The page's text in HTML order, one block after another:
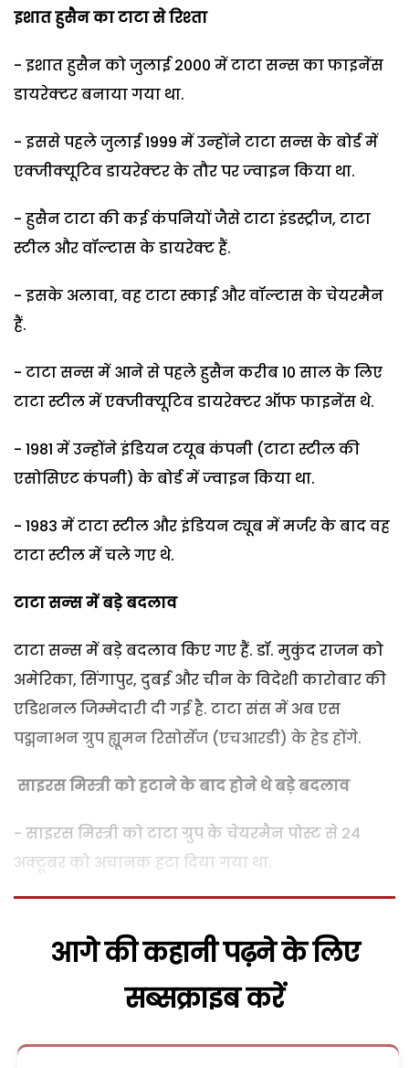
इशात हुसैन का टाटा से रि‍श्‍ता
- इशात हुसैन को जुलाई 2000 में टाटा सन्‍स का फाइनेंस
डायरेक्‍टर बनाया गया था.
- इससे पहले जुलाई 1999 में उन्‍होंने टाटा सन्‍स के बोर्ड में
एक्‍जीक्‍यूटि‍व डायरेक्‍टर के तौर पर ज्‍वाइन कि‍या था.
- हुसैन टाटा की कई कंपनि‍यों जैसे टाटा इंडस्‍ट्रीज, टाटा
स्‍टील और वॉल्‍टास के डायरेक्‍ट हैं.
- इसके अलावा, वह टाटा स्‍काई और वॉल्‍टास के चेयरमैन
हैं.
- टाटा सन्‍स में आने से पहले हुसैन करीब 10 साल के लि‍ए
टाटा स्‍टील में एक्‍जीक्‍यूटि‍व डायरेक्‍टर ऑफ फाइनेंस थे.
- 1981 में उन्‍होंने इंडि‍यन टयूब कंपनी (टाटा स्‍टील की
एसोसि‍एट कंपनी) के बोर्ड में ज्‍वाइन कि‍या था.
- 1983 में टाटा स्‍टील और इंडि‍यन ट्यूब में मर्जर के बाद वह
टाटा स्‍टील में चले गए थे.
टाटा सन्‍स में बड़े बदलाव
टाटा सन्‍स में बड़े बदलाव किए गए हैं. डॉ. मुकुंद राजन को
अमेरिका, सिंगापुर, दुबई और चीन के विदेशी कारोबार की
एडिशनल जिम्मेदारी दी गई है. टाटा संस में अब एस
पद्मनाभन ग्रुप ह्यूमन रिसोर्सेज (एचआरडी) के हेड होंगे.
साइरस मिस्त्री को हटाने के बाद होने थे बड़े बदलाव
- साइरस मिस्त्री को टाटा ग्रुप के चेयरमैन पोस्ट से 24
अक्टूबर को अचानक हटा दिया गया था.
आगे की कहानी पढ़ने के लिए
सब्सक्राइब करें